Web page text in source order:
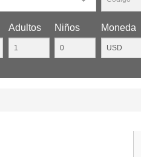
Adultos Niños
Moneda